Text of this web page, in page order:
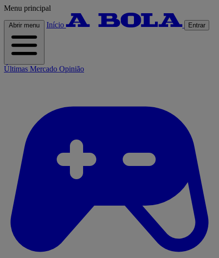
Menu principal
Abrir menu Início Entrar
Últimas Mercado Opinião